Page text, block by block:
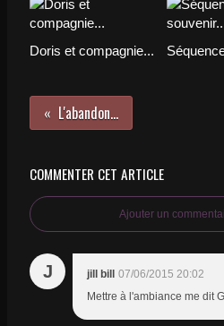
Doris et compagnie...
L'abandon...
COMMENTER CET ARTICLE
Ajouter un
J jill bill
07/06/2015 20:02
Mettre à l'ambiance me dit